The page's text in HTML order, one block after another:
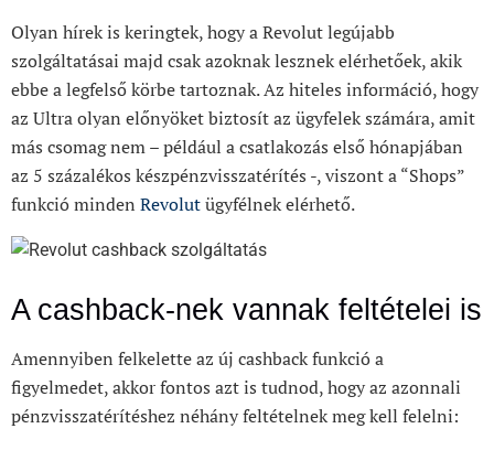
Olyan hírek is keringtek, hogy a Revolut legújabb
szolgáltatásai majd csak azoknak lesznek elérhetőek, akik
ebbe a legfelső körbe tartoznak. Az hiteles információ, hogy
az Ultra olyan előnyöket biztosít az ügyfelek számára, amit
más csomag nem – például a csatlakozás első hónapjában
az 5 százalékos készpénzvisszatérítés -, viszont a “Shops”
funkció minden Revolutügyfélnek elérhető.
A cashback-nek vannak feltételei is
Amennyiben felkelette az új cashback funkció a
figyelmedet, akkor fontos azt is tudnod, hogy az azonnali
pénzvisszatérítéshez néhány feltételnek meg kell felelni: